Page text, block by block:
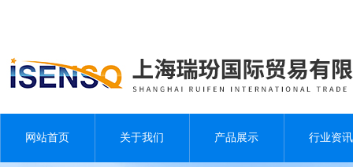
网站首页 关于我们 产品展示 行业资讯